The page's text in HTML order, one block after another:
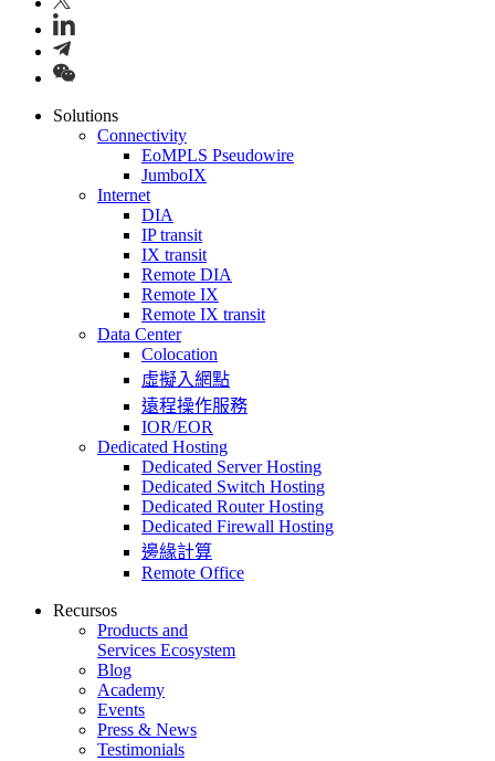
Solutions
Connectivity
EoMPLS Pseudowire
JumboIX
Internet
DIA
IP transit
IX transit
Remote DIA
Remote IX
Remote IX transit
Data Center
Colocation
虛擬入網點
遠程操作服務
IOR/EOR
Dedicated Hosting
Dedicated Server Hosting
Dedicated Switch Hosting
Dedicated Router Hosting
Dedicated Firewall Hosting
邊緣計算
Remote Office
Recursos
Products and
Services Ecosystem
Blog
Academy
Events
Press & News
Testimonials